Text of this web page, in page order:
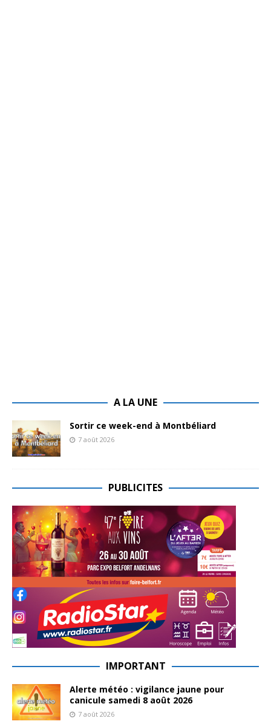
A LA UNE
Sortir ce week-end à Montbéliard
7 août 2026
PUBLICITES
IMPORTANT
Alerte météo : vigilance jaune pour
canicule samedi 8 août 2026
7 août 2026